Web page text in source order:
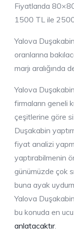
Fiyatlarıda
1500 TL ile
Yalova
oranlarına
marjı aralığında
Yalova
firmaların geneli
çeşitlerine göre
Duşakabin
fiyat analizi
yaptırabilmenin
günümüzde çok
buna ayak
Yalova
bu konuda en
anlatacaktır.